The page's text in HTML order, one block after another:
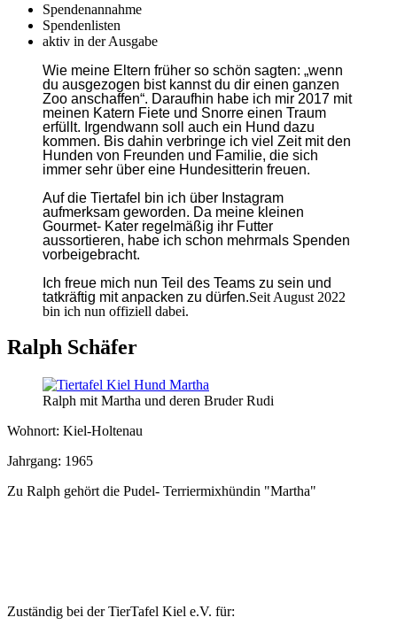
Spendenannahme
Spendenlisten
aktiv in der Ausgabe
Wie meine Eltern früher so schön sagten: „wenn
du ausgezogen bist kannst du dir einen ganzen
Zoo anschaffen“. Daraufhin habe ich mir 2017 mit
meinen Katern Fiete und Snorre einen Traum
erfüllt. Irgendwann soll auch ein Hund dazu
kommen. Bis dahin verbringe ich viel Zeit mit den
Hunden von Freunden und Familie, die sich
immer sehr über eine Hundesitterin freuen.
Auf die Tiertafel bin ich über Instagram
aufmerksam geworden. Da meine kleinen
Gourmet- Kater regelmäßig ihr Futter
aussortieren, habe ich schon mehrmals Spenden
vorbeigebracht.
Ich freue mich nun Teil des Teams zu sein und
tatkräftig mit anpacken zu dürfen.Seit August 2022
bin ich nun offiziell dabei.
Ralph Schäfer
Ralph mit Martha und deren Bruder Rudi
Wohnort: Kiel-Holtenau
Jahrgang: 1965
Zu Ralph gehört die Pudel- Terriermixhündin "Martha"
Zuständig bei der TierTafel Kiel e.V. für: